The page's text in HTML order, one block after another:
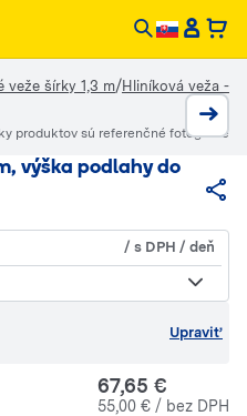
veže šírky 1,3 m/Hliníková veža -
výška podlahy do
/ s DPH / deň
Upraviť
67,65 €
55,00 € / bez DPH
produktov sú referenčné fotografie